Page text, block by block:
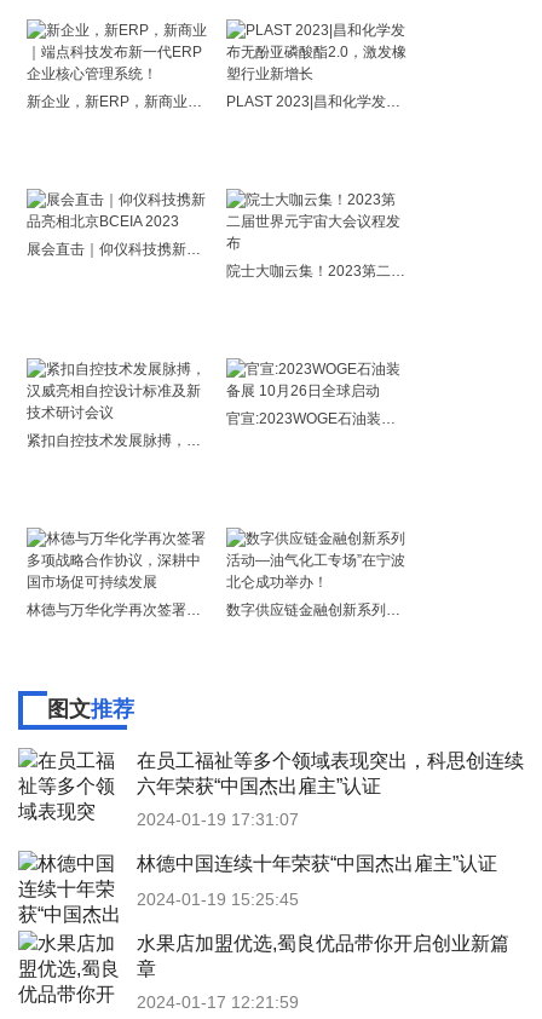
新企业，新ERP，新商业｜端点科技发布新一代ERP企业核心管理系统！ PLAST 2023|昌和化学发布无酚亚磷酸酯2.0，激发橡塑行业新增长
展会直击｜仰仪科技携新品亮相北京BCEIA 2023
院士大咖云集！2023第二届世界元宇宙大会议程发布
紧扣自控技术发展脉搏，汉威亮相自控设计标准及新技术研讨会议
官宣:2023WOGE石油装备展 10月26日全球启动
林德与万华化学再次签署多项战略合作协议，深耕中国市场促可持续发展 数字供应链金融创新系列活动—油气化工专场”在宁波北仑成功举办！
图文推荐
在员工福祉等多个领域表现突出，科思创连续
六年荣获“中国杰出雇主”认证
2024-01-19 17:31:07
林德中国连续十年荣获“中国杰出雇主”认证
2024-01-19 15:25:45
水果店加盟优选,蜀良优品带你开启创业新篇
章
2024-01-17 12:21:59